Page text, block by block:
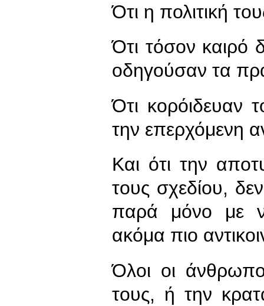
Ότι η πολιτική
Ότι τόσον καιρό
οδηγούσαν τα
Ότι κορόιδευαν
την επερχόμενη
Και ότι την
τους σχεδίου,
παρά μόνο με
ακόμα πιο
Όλοι οι
τους, ή την